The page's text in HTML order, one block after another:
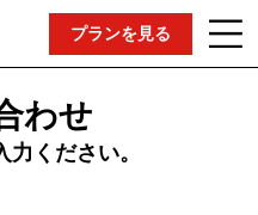
プランを見る
わせ
ください。